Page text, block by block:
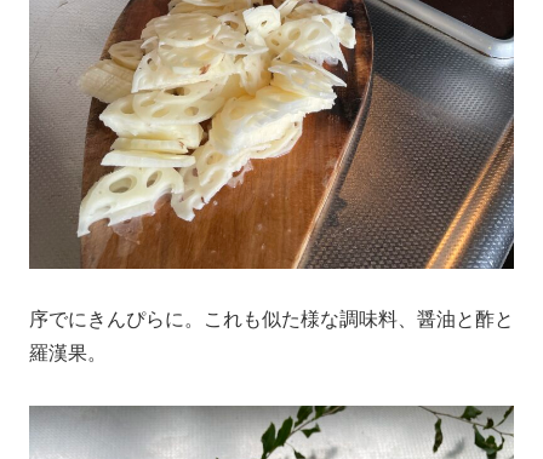
序でにきんぴらに。これも似た様な調味料、醤油と酢と
羅漢果。